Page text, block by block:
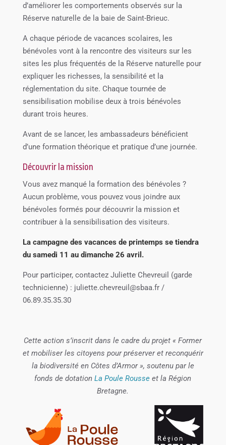
d’améliorer les comportements observés sur la
Réserve naturelle de la baie de Saint-Brieuc.
A chaque période de vacances scolaires, les
bénévoles vont à la rencontre des visiteurs sur les
sites les plus fréquentés de la Réserve naturelle pour
expliquer les richesses, la sensibilité et la
réglementation du site. Chaque tournée de
sensibilisation mobilise deux à trois bénévoles
durant trois heures.
Avant de se lancer, les ambassadeurs bénéficient
d’une formation théorique et pratique d’une journée.
Découvrir la mission
Vous avez manqué la formation des bénévoles ?
Aucun problème, vous pouvez vous joindre aux
bénévoles formés pour découvrir la mission et
contribuer à la sensibilisation des visiteurs.
La campagne des vacances de printemps se tiendra
du samedi 11 au dimanche 26 avril.
Pour participer, contactez Juliette Chevreuil (garde
technicienne) : juliette.chevreuil@sbaa.fr /
06.89.35.35.30
Cette action s’inscrit dans le cadre du projet « Former
et mobiliser les citoyens pour préserver et reconquérir
la biodiversité en Côtes d’Armor », soutenu par le
fonds de dotationLa Poule Rousse et la Région
Bretagne.